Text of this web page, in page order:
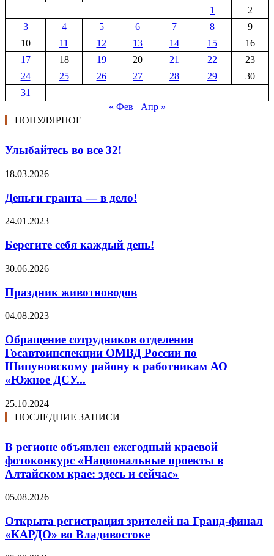
1
2
3
4 5 6 7 8
9
10
11 12 13 14 15
16
17
18 19 20 21 22
23
24
25 26 27 28 29
30
31
« Фев
Апр »
ПОПУЛЯРНОЕ
Улыбайтесь во все 32!
18.03.2026
Деньги гранта — в дело!
24.01.2023
Берегите себя каждый день!
30.06.2026
Праздник животноводов
04.08.2023
Обращение сотрудников отделения
Госавтоинспекции ОМВД России по
Шипуновскому району к работникам АО
«Южное ДСУ...
25.10.2024
ПОСЛЕДНИЕ ЗАПИСИ
В регионе объявлен ежегодный краевой
фотоконкурс «Национальные проекты в
Алтайском крае: здесь и сейчас»
05.08.2026
Открыта регистрация зрителей на Гранд-финал
«КАРДО» во Владивостоке